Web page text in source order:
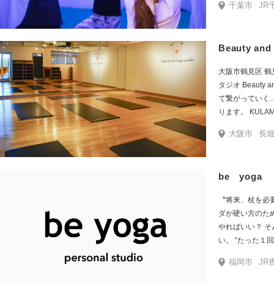
浜" わたしたち
なものやストレ
す。
千葉市 JR
Beauty
大阪市鶴見区
タジオ Beauty and
て繋がっていく
ります。 KULAMは 変わらない、永遠のものにフォーカスをあ
を好きになる
を求めて、 一番輝く
大阪市 長
be yoga
〝将来、杖を必要としな
ダが硬い方のた
やればいい？ そんな方は be yogaのレッスンを受けてみて下さ
い。 “たった１回で”変化を感じ、 自信と意欲が湧いてきます。 将
そヨガ ヨガと
福岡市 JR